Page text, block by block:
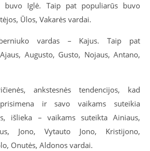
buvo Iglė. Taip pat populiarūs buvo
Ūlos, Vakarės vardai.
berniuko vardas – Kajus. Taip pat
Augusto, Gusto, Nojaus, Antano,
ankstesnės tendencijos, kad
ir savo vaikams suteikia
išlieka – vaikams suteikta Ainiaus,
Jono, Vytauto Jono, Kristijono,
Onutės, Aldonos vardai.